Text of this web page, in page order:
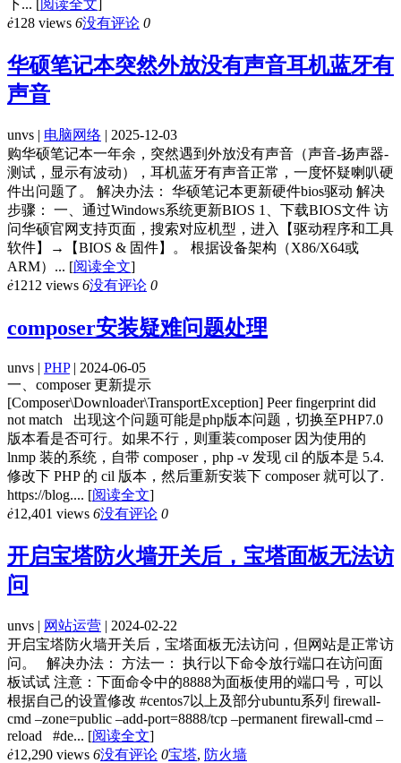
下... [阅读全文]
ė128 views 6没有评论 0
华硕笔记本突然外放没有声音耳机蓝牙有
声音
unvs | 电脑网络 | 2025-12-03
购华硕笔记本一年余，突然遇到外放没有声音（声音-扬声器-
测试，显示有波动），耳机蓝牙有声音正常，一度怀疑喇叭硬
件出问题了。 解决办法： 华硕笔记本更新硬件bios驱动 解决
步骤： 一、通过Windows系统更新BIOS 1、下载BIOS文件 访
问华硕官网支持页面，搜索对应机型，进入【驱动程序和工具
软件】→【BIOS & 固件】。 根据设备架构（X86/X64或
ARM）... [阅读全文]
ė1212 views 6没有评论 0
composer安装疑难问题处理
unvs | PHP| 2024-06-05
一、composer 更新提示
[Composer\Downloader\TransportException] Peer fingerprint did
not match 出现这个问题可能是php版本问题，切换至PHP7.0
版本看是否可行。如果不行，则重装composer 因为使用的
lnmp 装的系统，自带 composer，php -v 发现 cil 的版本是 5.4.
修改下 PHP 的 cil 版本，然后重新安装下 composer 就可以了.
https://blog.... [阅读全文]
ė12,401 views 6没有评论 0
开启宝塔防火墙开关后，宝塔面板无法访
问
unvs | 网站运营 | 2024-02-22
开启宝塔防火墙开关后，宝塔面板无法访问，但网站是正常访
问。 解决办法： 方法一： 执行以下命令放行端口在访问面
板试试 注意：下面命令中的8888为面板使用的端口号，可以
根据自己的设置修改 #centos7以上及部分ubuntu系列 firewall-
cmd –zone=public –add-port=8888/tcp –permanent firewall-cmd –
reload #de... [阅读全文]
ė12,290 views 6没有评论 0宝塔, 防火墙